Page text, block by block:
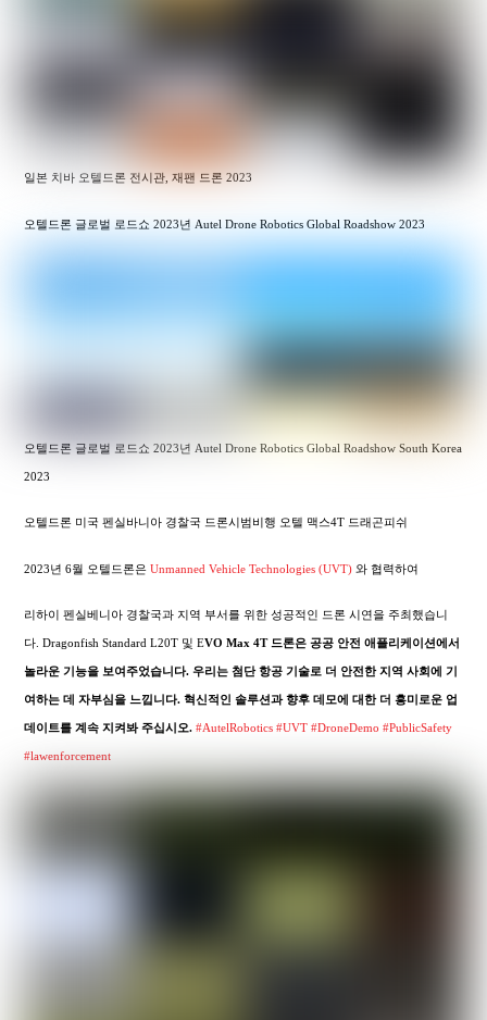
일본 치바 오텔드론 전시관, 재팬 드론 2023
오텔드론 글로벌 로드쇼 2023년 Autel Drone Robotics Global Roadshow 2023
오텔드론 글로벌 로드쇼 2023년 Autel Drone Robotics Global Roadshow South Korea
2023
오텔드론 미국 펜실바니아 경찰국 드론시범비행 오텔 맥스4T 드래곤피쉬
2023년 6월 오텔드론은Unmanned Vehicle Technologies (UVT) 와 협력하여
리하이 펜실베니아 경찰국과 지역 부서를 위한 성공적인 드론 시연을 주최했습니
다. Dragonfish Standard L20T 및 EVO Max 4T 드론은 공공 안전 애플리케이션에서
놀라운 기능을 보여주었습니다. 우리는 첨단 항공 기술로 더 안전한 지역 사회에 기
여하는 데 자부심을 느낍니다. 혁신적인 솔루션과 향후 데모에 대한 더 흥미로운 업
데이트를 계속 지켜봐 주십시오.#AutelRobotics #UVT #DroneDemo #PublicSafety
#lawenforcement